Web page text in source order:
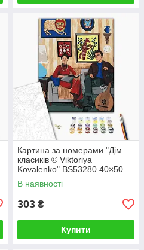
Картина за номерами "Дім
класиків © Viktoriya
Kovalenko" BS53280 40×50
см
В наявності
303 ₴
Купити